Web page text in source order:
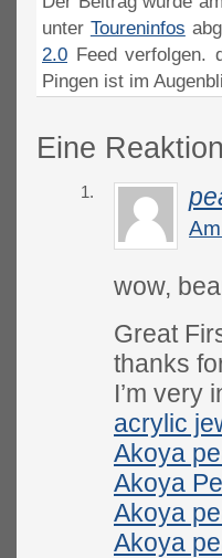
unter Toureninfos
2.0 Feed verfolgen.
Pingen ist im
Eine
1.
wow,
Great
thanks
I’m very
acrylic
Akoya
Akoya
Akoya
Akoya